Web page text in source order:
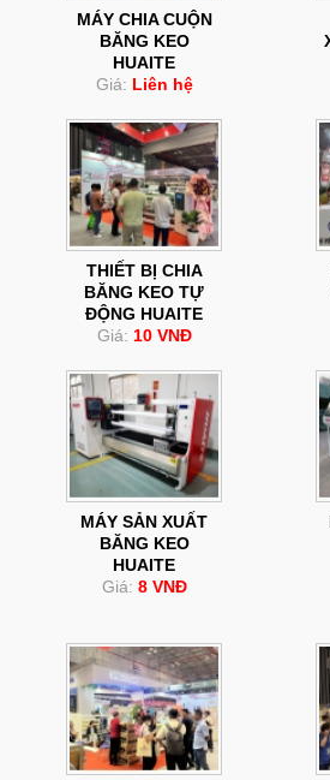
MÁY CHIA CUỘN
BĂNG KEO
HUAITE
Giá: Liên hệ
THIẾT BỊ CHIA
BĂNG KEO TỰ
ĐỘNG HUAITE
Giá: 10 VNĐ
MÁY SẢN XUẤT
BĂNG KEO
HUAITE
Giá: 8 VNĐ